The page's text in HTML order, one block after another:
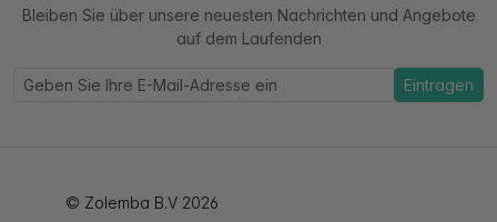
Bleiben Sie über unsere neuesten Nachrichten und Angebote
auf dem Laufenden
Eintragen
© Zolemba B.V 2026